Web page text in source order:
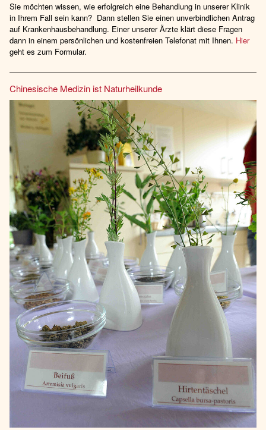
Sie möchten wissen, wie erfolgreich eine Behandlung in unserer Klinik
in Ihrem Fall sein kann? Dann stellen Sie einen unverbindlichen Antrag
auf Krankenhausbehandlung. Einer unserer Ärzte klärt diese Fragen
dann in einem persönlichen und kostenfreien Telefonat mit Ihnen. Hier
geht es zum Formular.
Chinesische Medizin ist Naturheilkunde